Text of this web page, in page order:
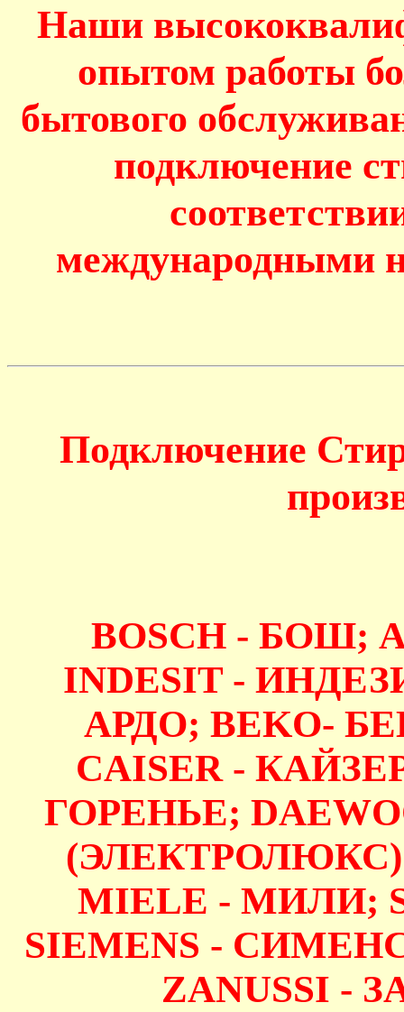
Наши
опытом работы
бытового
подключение
международными
Подключение
BOSCH - БОШ;
INDESIT -
АРДО; BEKO-
CAISER -
ГОРЕНЬЕ;
(ЭЛЕКТРОЛЮКС);
MIELE - МИЛИ;
SIEMENS -
ZANUSSI -